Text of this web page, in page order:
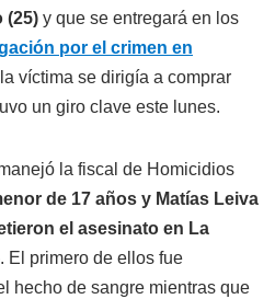
(25) y que se entregará en los
por el crimen en
víctima se dirigía a comprar
un giro clave este lunes.
la fiscal de Homicidios
de 17 años y Matías Leiva
el asesinato en La
. El primero de ellos fue
hecho de sangre mientras que